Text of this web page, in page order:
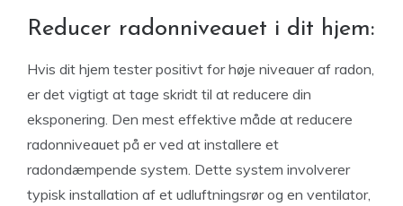
Reducer radonniveauet i dit hjem:
Hvis dit hjem tester positivt for høje niveauer af radon,
er det vigtigt at tage skridt til at reducere din
eksponering. Den mest effektive måde at reducere
radonniveauet på er ved at installere et
radondæmpende system. Dette system involverer
typisk installation af et udluftningsrør og en ventilator,